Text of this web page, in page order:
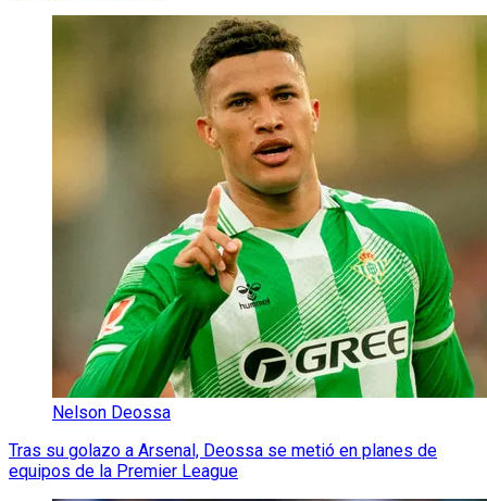
Nelson Deossa
Tras su golazo a Arsenal, Deossa se metió en planes de
equipos de la Premier League